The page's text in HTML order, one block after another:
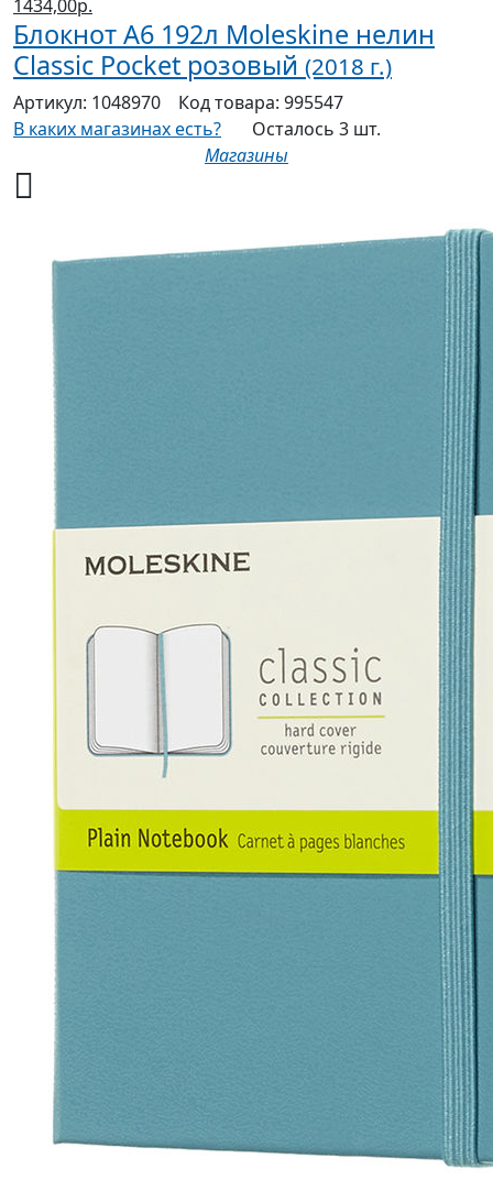
1434,00р.
Блокнот А6 192л Moleskine нелин
Classic Pocket розовый (2018 г.)
Артикул: 1048970 Код товара: 995547
В каких магазинах есть?
Осталось 3 шт.
Магазины